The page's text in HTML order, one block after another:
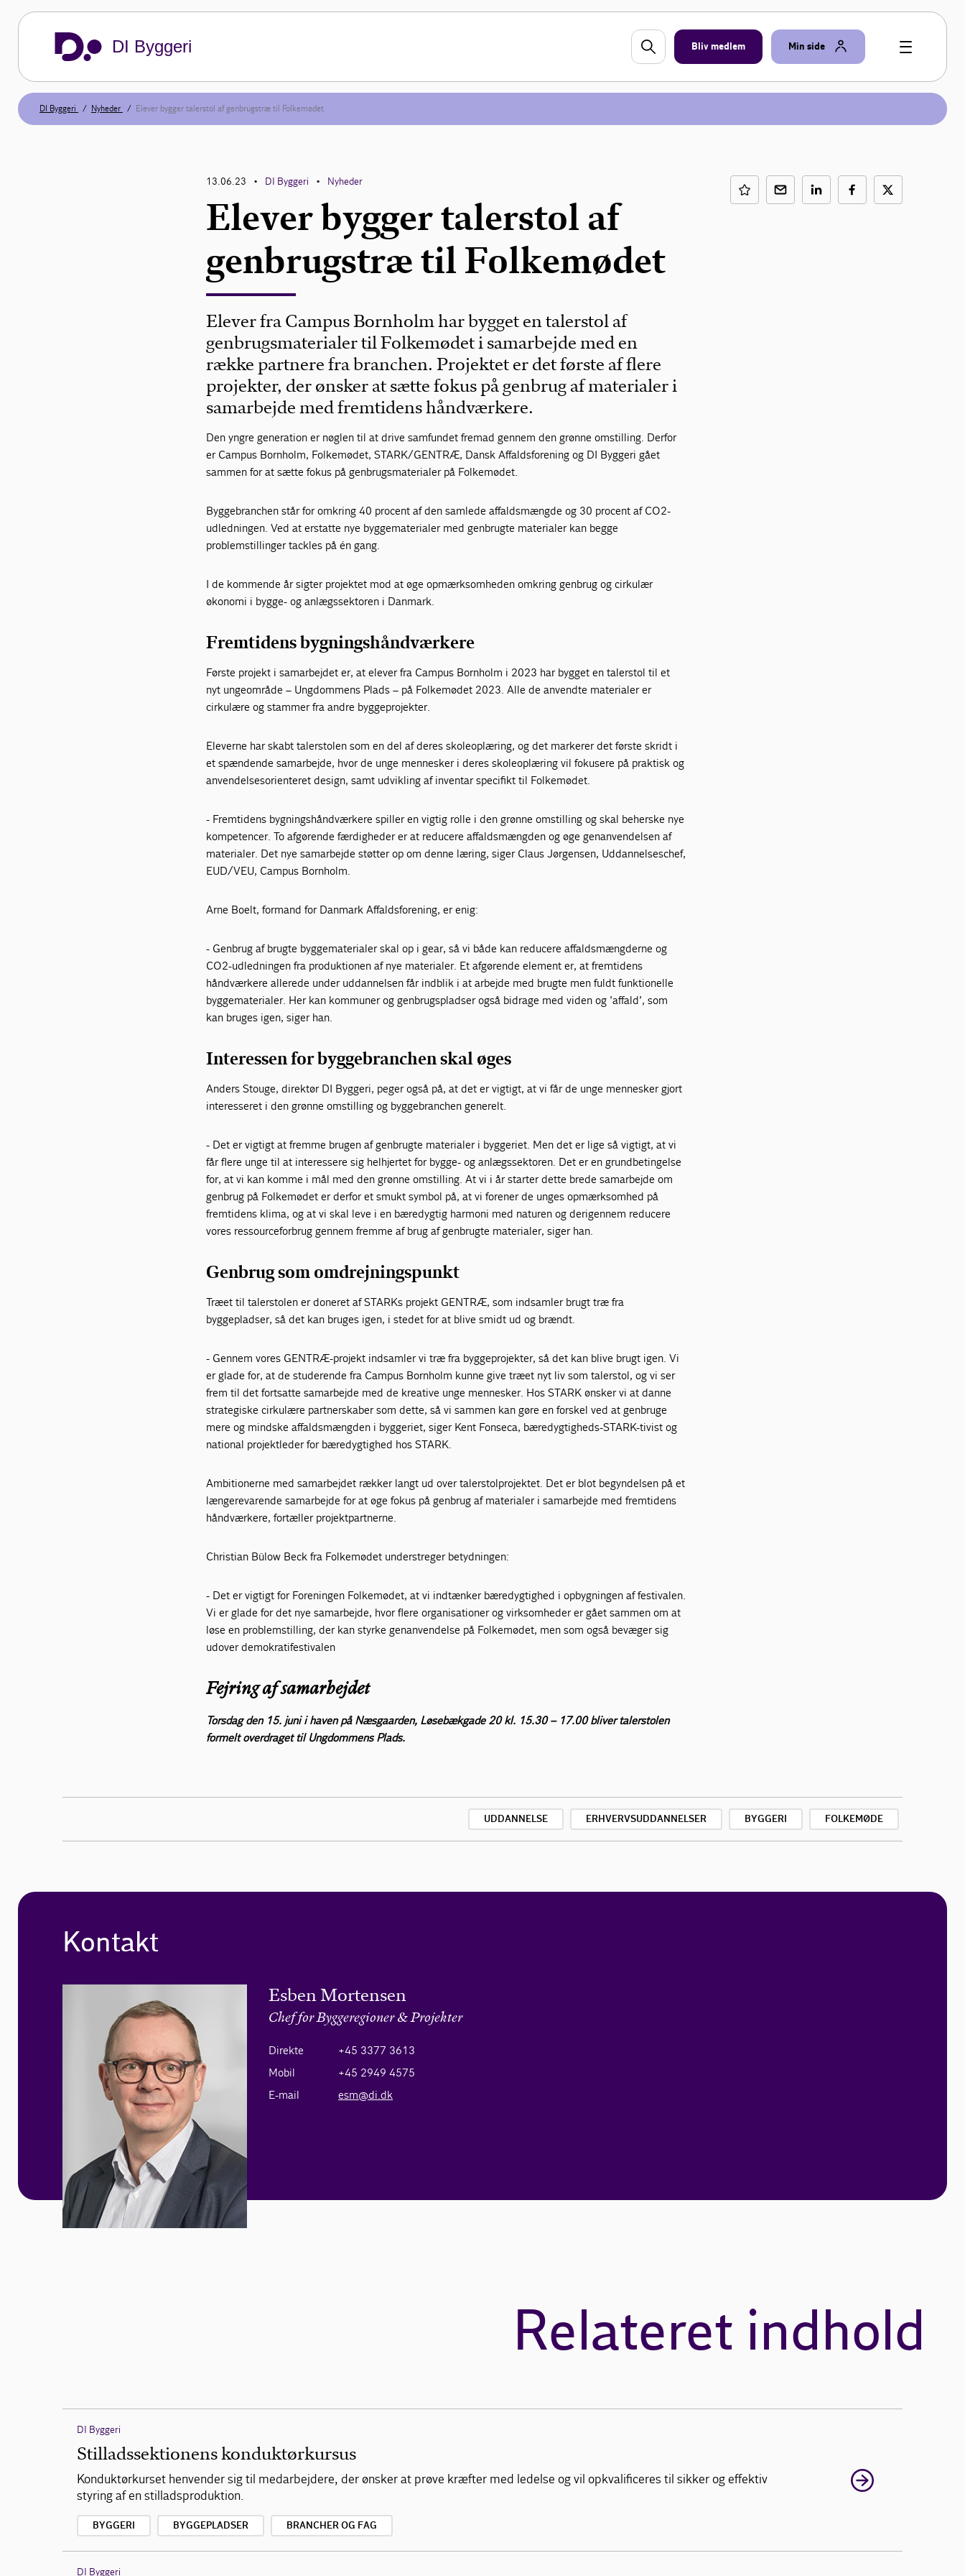
DI Byggeri Bliv medlem Min side
DI Byggeri Nyheder Elever bygger talerstol af genbrugstræ til Folkemødet
13.06.23 • DI Byggeri • Nyheder
Elever bygger talerstol af
genbrugstræ til Folkemødet
Elever fra Campus Bornholm har bygget en talerstol af
genbrugsmaterialer til Folkemødet i samarbejde med en
række partnere fra branchen. Projektet er det første af flere
projekter, der ønsker at sætte fokus på genbrug af materialer i
samarbejde med fremtidens håndværkere.
Den yngre generation er nøglen til at drive samfundet fremad gennem den grønne omstilling. Derfor
er Campus Bornholm, Folkemødet, STARK/GENTRÆ, Dansk Affaldsforening og DI Byggeri gået
sammen for at sætte fokus på genbrugsmaterialer på Folkemødet.
Byggebranchen står for omkring 40 procent af den samlede affaldsmængde og 30 procent af CO2-
udledningen. Ved at erstatte nye byggematerialer med genbrugte materialer kan begge
problemstillinger tackles på én gang.
I de kommende år sigter projektet mod at øge opmærksomheden omkring genbrug og cirkulær
økonomi i bygge- og anlægssektoren i Danmark.
Fremtidens bygningshåndværkere
Første projekt i samarbejdet er, at elever fra Campus Bornholm i 2023 har bygget en talerstol til et
nyt ungeområde – Ungdommens Plads – på Folkemødet 2023. Alle de anvendte materialer er
cirkulære og stammer fra andre byggeprojekter.
Eleverne har skabt talerstolen som en del af deres skoleoplæring, og det markerer det første skridt i
et spændende samarbejde, hvor de unge mennesker i deres skoleoplæring vil fokusere på praktisk og
anvendelsesorienteret design, samt udvikling af inventar specifikt til Folkemødet.
- Fremtidens bygningshåndværkere spiller en vigtig rolle i den grønne omstilling og skal beherske nye
kompetencer. To afgørende færdigheder er at reducere affaldsmængden og øge genanvendelsen af
materialer. Det nye samarbejde støtter op om denne læring, siger Claus Jørgensen, Uddannelseschef,
EUD/VEU, Campus Bornholm.
Arne Boelt, formand for Danmark Affaldsforening, er enig:
- Genbrug af brugte byggematerialer skal op i gear, så vi både kan reducere affaldsmængderne og
CO2-udledningen fra produktionen af nye materialer. Et afgørende element er, at fremtidens
håndværkere allerede under uddannelsen får indblik i at arbejde med brugte men fuldt funktionelle
byggematerialer. Her kan kommuner og genbrugspladser også bidrage med viden og ’affald’, som
kan bruges igen, siger han.
Interessen for byggebranchen skal øges
Anders Stouge, direktør DI Byggeri, peger også på, at det er vigtigt, at vi får de unge mennesker gjort
interesseret i den grønne omstilling og byggebranchen generelt.
- Det er vigtigt at fremme brugen af genbrugte materialer i byggeriet. Men det er lige så vigtigt, at vi
får flere unge til at interessere sig helhjertet for bygge- og anlægssektoren. Det er en grundbetingelse
for, at vi kan komme i mål med den grønne omstilling. At vi i år starter dette brede samarbejde om
genbrug på Folkemødet er derfor et smukt symbol på, at vi forener de unges opmærksomhed på
fremtidens klima, og at vi skal leve i en bæredygtig harmoni med naturen og derigennem reducere
vores ressourceforbrug gennem fremme af brug af genbrugte materialer, siger han.
Genbrug som omdrejningspunkt
Træet til talerstolen er doneret af STARKs projekt GENTRÆ, som indsamler brugt træ fra
byggepladser, så det kan bruges igen, i stedet for at blive smidt ud og brændt.
- Gennem vores GENTRÆ-projekt indsamler vi træ fra byggeprojekter, så det kan blive brugt igen. Vi
er glade for, at de studerende fra Campus Bornholm kunne give træet nyt liv som talerstol, og vi ser
frem til det fortsatte samarbejde med de kreative unge mennesker. Hos STARK ønsker vi at danne
strategiske cirkulære partnerskaber som dette, så vi sammen kan gøre en forskel ved at genbruge
mere og mindske affaldsmængden i byggeriet, siger Kent Fonseca, bæredygtigheds-STARK-tivist og
national projektleder for bæredygtighed hos STARK.
Ambitionerne med samarbejdet rækker langt ud over talerstolprojektet. Det er blot begyndelsen på et
længerevarende samarbejde for at øge fokus på genbrug af materialer i samarbejde med fremtidens
håndværkere, fortæller projektpartnerne.
Christian Bülow Beck fra Folkemødet understreger betydningen:
- Det er vigtigt for Foreningen Folkemødet, at vi indtænker bæredygtighed i opbygningen af festivalen.
Vi er glade for det nye samarbejde, hvor flere organisationer og virksomheder er gået sammen om at
løse en problemstilling, der kan styrke genanvendelse på Folkemødet, men som også bevæger sig
udover demokratifestivalen
Fejring af samarbejdet
Torsdag den 15. juni i haven på Næsgaarden, Løsebækgade 20 kl. 15.30 – 17.00 bliver talerstolen
formelt overdraget til Ungdommens Plads.
UDDANNELSE ERHVERVSUDDANNELSER BYGGERI FOLKEMØDE
Kontakt
Esben Mortensen
Chef for Byggeregioner & Projekter
Direkte
+45 3377 3613
Mobil
+45 2949 4575
E-mail
esm@di.dk
Relateret indhold
DI Byggeri
Stilladssektionens konduktørkursus
Konduktørkurset henvender sig til medarbejdere, der ønsker at prøve kræfter med ledelse og vil opkvalificeres til sikker og effektiv
styring af en stilladsproduktion.
BYGGERI BYGGEPLADSER BRANCHER OG FAG
DI Byggeri